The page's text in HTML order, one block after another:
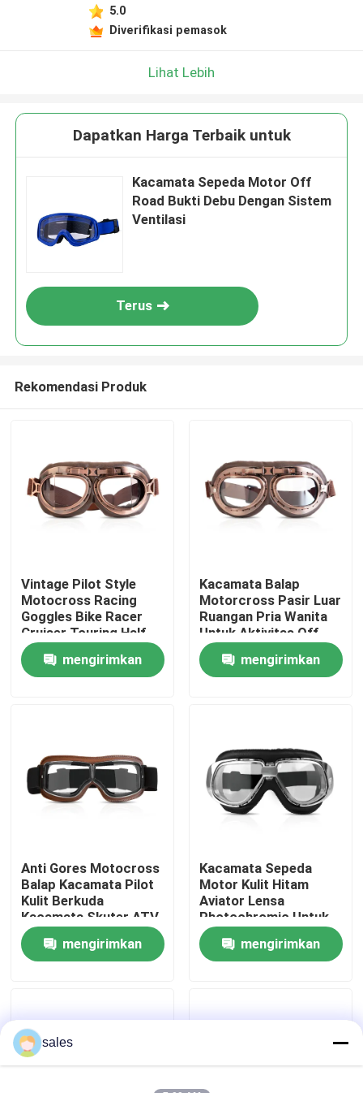
Rumah
Produk
Tur Pabrik
Berita
kasus
Anti Fog Kolam Goggles
5.0
Diverifikasi pemasok
Lihat Lebih
Dapatkan Harga Terbaik untuk
Kacamata Sepeda Motor Off
Road Bukti Debu Dengan Sistem
Ventilasi
Terus
Rekomendasi Produk
Vintage Pilot Style
Motocross Racing
Goggles Bike Racer
Cruiser Touring Half
Helm
mengirimkan
Kacamata Balap
Motorcross Pasir Luar
Ruangan Pria Wanita
Untuk Aktivitas Off-
Road
mengirimkan
Anti Gores Motocross
Balap Kacamata Pilot
Kulit Berkuda
Kacamata Skuter ATV
Off Road Debu Bukti
Kacamatamengirimkan
Kacamata Sepeda
Motor Kulit Hitam
Aviator Lensa
Photochromic Untuk
Helm
mengirimkan
sales